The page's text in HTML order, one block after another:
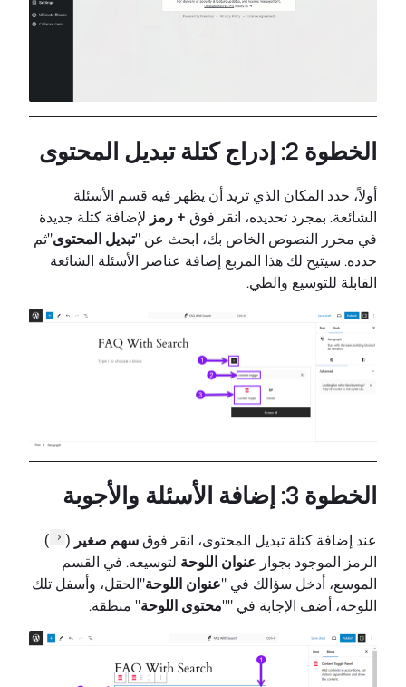
الخطوة 2: إدراج كتلة تبديل المحتوى
أولاً، حدد المكان الذي تريد أن يظهر فيه قسم الأسئلة
الشائعة. بمجرد تحديده، انقر فوق + رمز لإضافة كتلة جديدة
في محرر النصوص الخاص بك، ابحث عن "تبديل المحتوى"ثم
حدده. سيتيح لك هذا المربع إضافة عناصر الأسئلة الشائعة
القابلة للتوسيع والطي.
الخطوة 3: إضافة الأسئلة والأجوبة
عند إضافة كتلة تبديل المحتوى، انقر فوقسهم صغير (
)
الرمز الموجود بجوار عنوان اللوحة لتوسيعه. في القسم
الموسع، أدخل سؤالك في "عنوان اللوحة"الحقل، وأسفل تلك
اللوحة، أضف الإجابة في ""محتوى اللوحة" منطقة.